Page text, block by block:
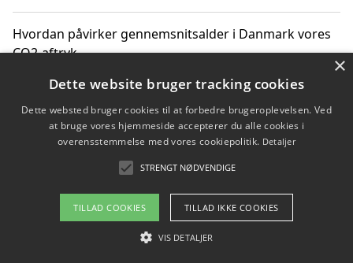
Hvordan påvirker gennemsnitsalder i Danmark vores
CO2-aftryk
Hvordan nyheder om CO2-udledning påvirker vores
hverdag
Om / kontakt
Blog Betingelser
×
Dette website bruger tracking cookies
Dette websted bruger cookies til at forbedre brugeroplevelsen. Ved
at bruge vores hjemmeside accepterer du alle cookies i
overensstemmelse med vores cookiepolitik. Detaljer
STRENGT NØDVENDIGE
TILLAD COOKIES TILLAD IKKE COOKIES
VIS DETALJER